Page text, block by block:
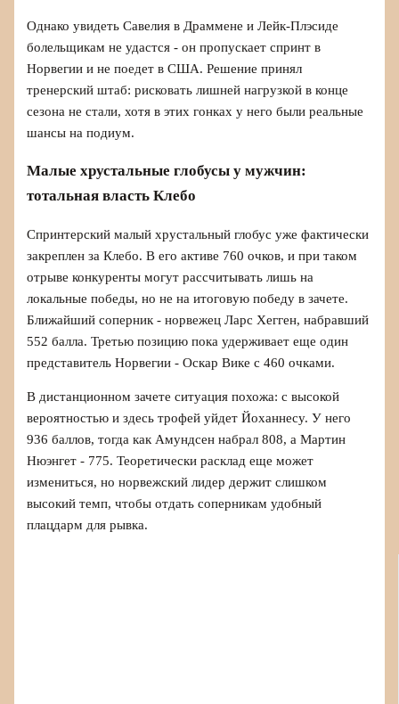
Однако увидеть Савелия в Драммене и Лейк-Плэсиде
болельщикам не удастся - он пропускает спринт в
Норвегии и не поедет в США. Решение принял
тренерский штаб: рисковать лишней нагрузкой в конце
сезона не стали, хотя в этих гонках у него были реальные
шансы на подиум.
Малые хрустальные глобусы у мужчин:
тотальная власть Клебо
Спринтерский малый хрустальный глобус уже фактически
закреплен за Клебо. В его активе 760 очков, и при таком
отрыве конкуренты могут рассчитывать лишь на
локальные победы, но не на итоговую победу в зачете.
Ближайший соперник - норвежец Ларс Хегген, набравший
552 балла. Третью позицию пока удерживает еще один
представитель Норвегии - Оскар Вике с 460 очками.
В дистанционном зачете ситуация похожа: с высокой
вероятностью и здесь трофей уйдет Йоханнесу. У него
936 баллов, тогда как Амундсен набрал 808, а Мартин
Нюэнгет - 775. Теоретически расклад еще может
измениться, но норвежский лидер держит слишком
высокий темп, чтобы отдать соперникам удобный
плацдарм для рывка.